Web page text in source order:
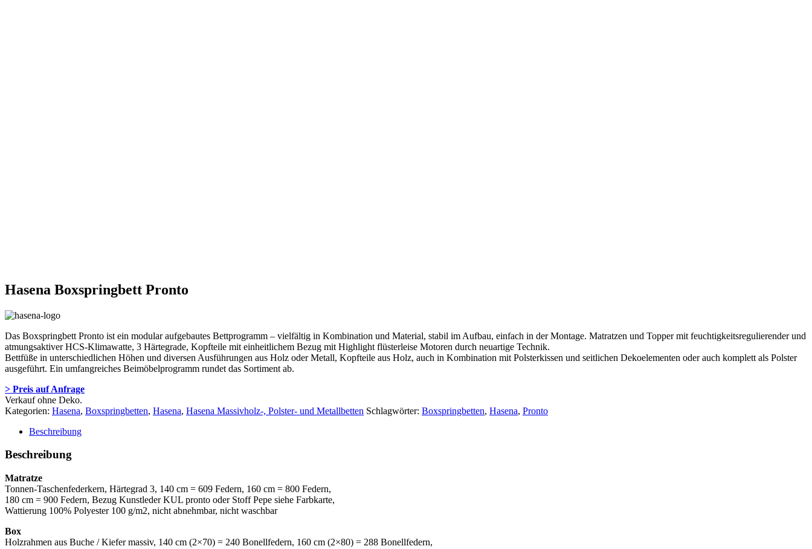
Hasena Boxspringbett Pronto
Das Boxspringbett Pronto ist ein modular aufgebautes Bettprogramm – vielfältig in Kombination und Material, stabil im Aufbau, einfach in der Montage. Matratzen und Topper mit feuchtigkeitsregulierender und
atmungsaktiver HCS-Klimawatte, 3 Härtegrade, Kopfteile mit einheitlichem Bezug mit Highlight flüsterleise Motoren durch neuartige Technik.
Bettfüße in unterschiedlichen Höhen und diversen Ausführungen aus Holz oder Metall, Kopfteile aus Holz, auch in Kombination mit Polsterkissen und seitlichen Dekoelementen oder auch komplett als Polster
ausgeführt. Ein umfangreiches Beimöbelprogramm rundet das Sortiment ab.
> Preis auf Anfrage
Verkauf ohne Deko.
Kategorien: Hasena, Boxspringbetten, Hasena, Hasena Massivholz-, Polster- und Metallbetten Schlagwörter: Boxspringbetten, Hasena, Pronto
Beschreibung
Beschreibung
Matratze
Tonnen-Taschenfederkern, Härtegrad 3, 140 cm = 609 Federn, 160 cm = 800 Federn,
180 cm = 900 Federn, Bezug Kunstleder KUL pronto oder Stoff Pepe siehe Farbkarte,
Wattierung 100% Polyester 100 g/m2, nicht abnehmbar, nicht waschbar
Box
Holzrahmen aus Buche / Kiefer massiv, 140 cm (2×70) = 240 Bonellfedern, 160 cm (2×80) = 288 Bonellfedern,